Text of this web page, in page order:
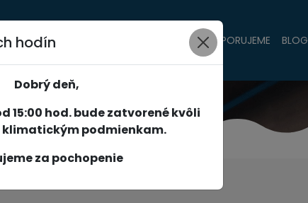
PODPORUJEME BLOG
hodín
Dobrý deň,
15:00 hod. bude zatvorené kvôli
klimatickým podmienkam.
za pochopenie